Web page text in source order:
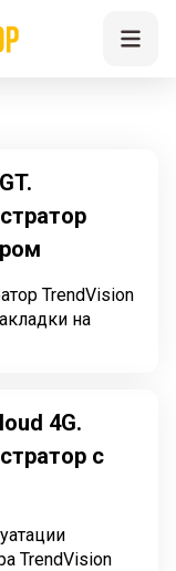
TrendVision
на
4G.
с
TrendVision